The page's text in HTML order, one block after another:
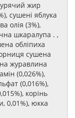
жир
сушені яблука
олія (3%),
шкаралупа . ,
обліпиха
сушена
журавлина
(0,026%),
(0,016%),
корінь
0,01%), юкка